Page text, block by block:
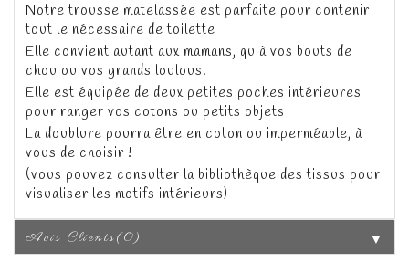
Notre trousse matelassée est parfaite pour contenir
tout le nécessaire de toilette
Elle convient autant aux mamans, qu’à vos bouts de
chou ou vos grands loulous.
Elle est équipée de deux petites poches intérieures
pour ranger vos cotons ou petits objets
La doublure pourra être en coton ou imperméable, à
vous de choisir !
(vous pouvez consulter la bibliothèque des tissus pour
visualiser les motifs intérieurs)
Avis Clients(0) ▼